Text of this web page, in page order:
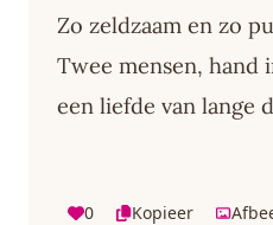
Zo zeldzaam en zo
Twee mensen, hand
een liefde van lange
0 Kopieer